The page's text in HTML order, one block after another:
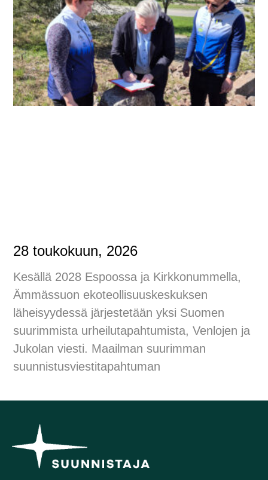
28 toukokuun, 2026
Kesällä 2028 Espoossa ja Kirkkonummella,
Ämmässuon ekoteollisuuskeskuksen
läheisyydessä järjestetään yksi Suomen
suurimmista urheilutapahtumista, Venlojen ja
Jukolan viesti. Maailman suurimman
suunnistusviestitapahtuman